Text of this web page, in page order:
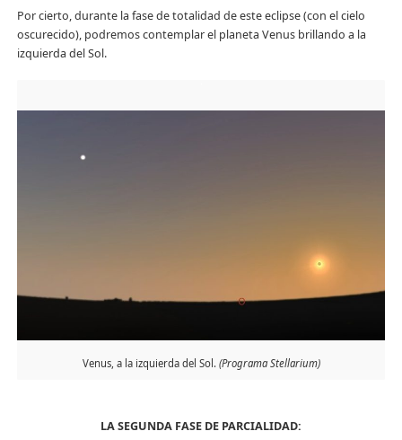
Por cierto, durante la fase de totalidad de este eclipse (con el cielo
oscurecido), podremos contemplar el planeta Venus brillando a la
izquierda del Sol.
Venus, a la izquierda del Sol.(Programa Stellarium)
LA SEGUNDA FASE DE PARCIALIDAD: